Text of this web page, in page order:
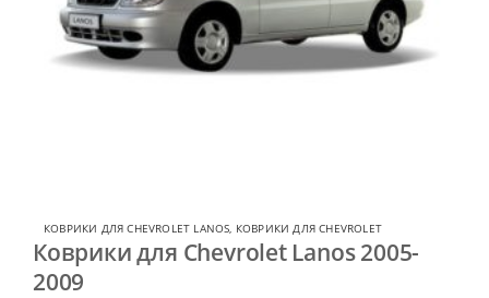
КОВРИКИ ДЛЯ CHEVROLET LANOS, КОВРИКИ ДЛЯ CHEVROLET
Коврики для Chevrolet Lanos 2005-
2009